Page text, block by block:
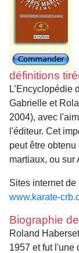
définitions
L’Encyclopédie
Gabrielle et
2004), avec
l'éditeur. Cet
peut être
martiaux, ou sur
Sites internet de
www.karate-
Biographie
Roland
1957 et fut l'une